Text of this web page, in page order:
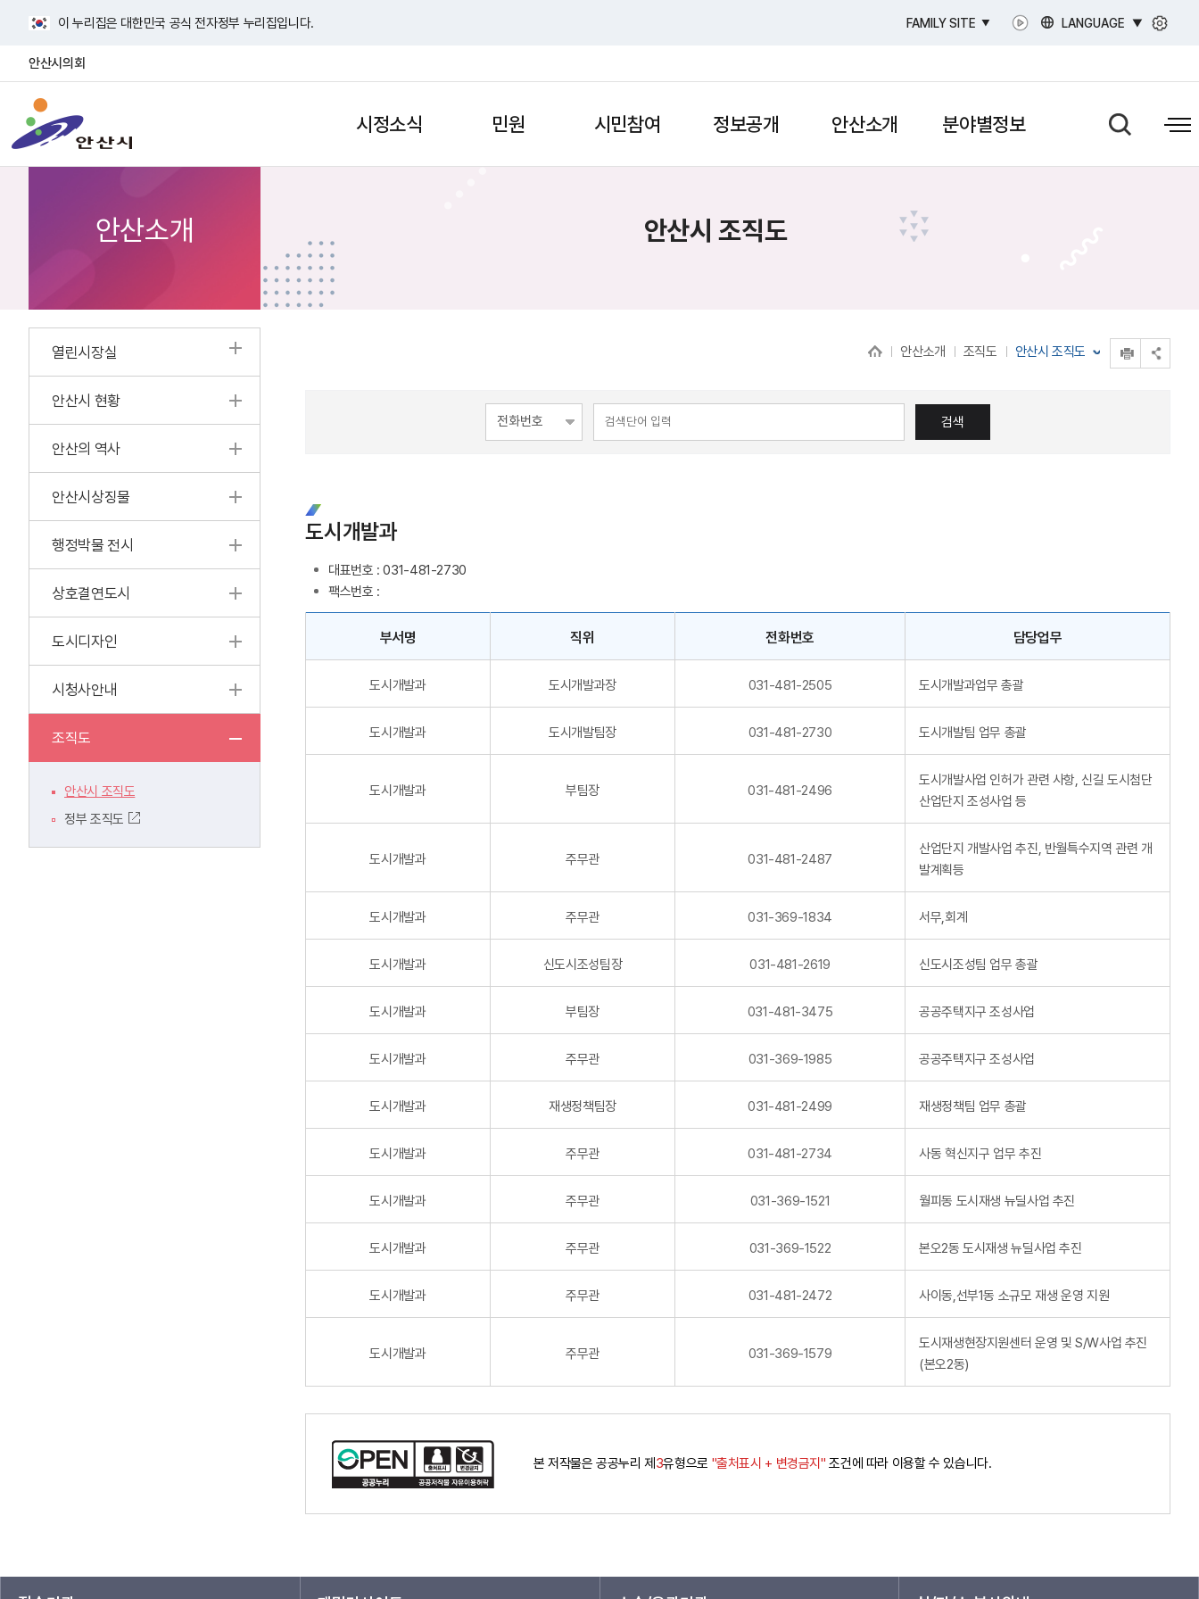
이 누리집은 대한민국 공식 전자정부 누리집입니다. FAMILY SITE LANGUAGE
안산시의회
시
시정소식 민원 시민참여 정보공개 안산소개 분야별정보
안산소개 안산시 조직도
안산소개 조직도 안산시 조직도
열린시장실
안산시 현황
안산의 역사
안산시상징물
행정박물 전시
상호결연도시
도시디자인
시청사안내
조직도
안산시 조직도
정부 조직도
검색
도시개발과
대표번호 : 031-481-2730
팩스번호 :
부서명 직위 전화번호 담당업무
도시개발과 도시개발과장 031-481-2505 도시개발과업무 총괄
도시개발과 도시개발팀장 031-481-2730 도시개발팀 업무 총괄
도시개발과 부팀장 031-481-2496
도시개발사업 인허가 관련 사항, 신길 도시첨단
산업단지 조성사업 등
도시개발과 주무관 031-481-2487
산업단지 개발사업 추진, 반월특수지역 관련 개
발계획등
도시개발과 주무관 031-369-1834 서무,회계
도시개발과 신도시조성팀장 031-481-2619 신도시조성팀 업무 총괄
도시개발과 부팀장 031-481-3475 공공주택지구 조성사업
도시개발과 주무관 031-369-1985 공공주택지구 조성사업
도시개발과 재생정책팀장 031-481-2499 재생정책팀 업무 총괄
도시개발과 주무관 031-481-2734 사동 혁신지구 업무 추진
도시개발과 주무관 031-369-1521 월피동 도시재생 뉴딜사업 추진
도시개발과 주무관 031-369-1522 본오2동 도시재생 뉴딜사업 추진
도시개발과 주무관 031-481-2472 사이동,선부1동 소규모 재생 운영 지원
도시개발과 주무관 031-369-1579
도시재생현장지원센터 운영 및 S/W사업 추진
(본오2동)
본 저작물은 공공누리 제 3유형으로 "출처표시 + 변경금지" 조건에 따라 이용할 수 있습니다.